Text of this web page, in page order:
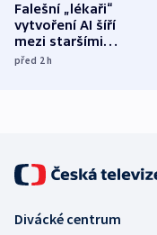
Falešní „lékaři“
vytvoření AI šíří
mezi staršími
Poláky nebezpečné
před 2h
Divácké centrum